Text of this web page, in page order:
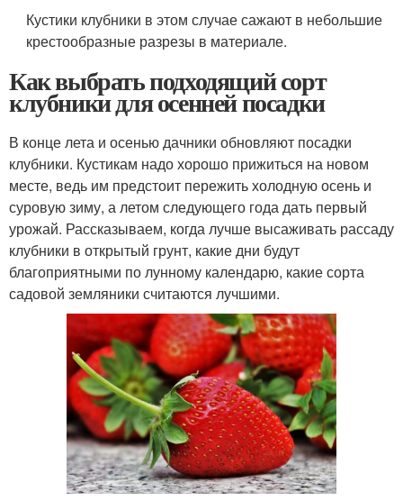
Кустики клубники в этом случае сажают в небольшие
крестообразные разрезы в материале.
Как выбрать подходящий сорт
клубники для осенней посадки
В конце лета и осенью дачники обновляют посадки
клубники. Кустикам надо хорошо прижиться на новом
месте, ведь им предстоит пережить холодную осень и
суровую зиму, а летом следующего года дать первый
урожай. Рассказываем, когда лучше высаживать рассаду
клубники в открытый грунт, какие дни будут
благоприятными по лунному календарю, какие сорта
садовой земляники считаются лучшими.